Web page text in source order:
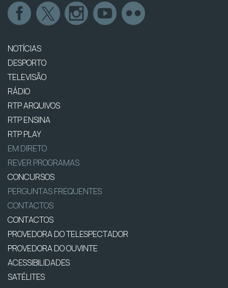
NOTÍCIAS
DESPORTO
TELEVISÃO
RÁDIO
RTP ARQUIVOS
RTP ENSINA
RTP PLAY
EM DIRETO
REVER PROGRAMAS
CONCURSOS
PERGUNTAS FREQUENTES
CONTACTOS
CONTACTOS
PROVEDORA DO TELESPECTADOR
PROVEDORA DO OUVINTE
ACESSIBILIDADES
SATÉLITES